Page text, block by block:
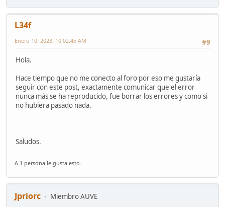
L34f
#9
Enero 10, 2023, 10:02:45 AM
Hola.
Hace tiempo que no me conecto al foro por eso me gustaría
seguir con este post, exactamente comunicar que el error
nunca más se ha reproducido, fue borrar los errores y como si
no hubiera pasado nada.
Saludos.
A 1 persona le gusta esto.
Jpriorc
Miembro AUVE